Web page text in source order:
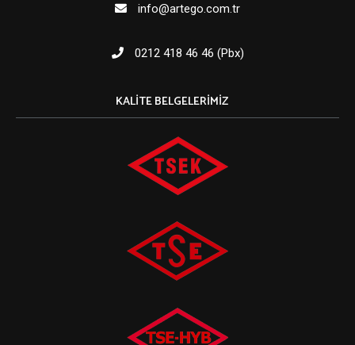
info@artego.com.tr
0212 418 46 46 (Pbx)
KALITE BELGELERIMIZ